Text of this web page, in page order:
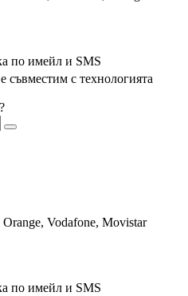
по имейл и SMS
съвместим с технологията
Orange, Vodafone, Movistar
по имейл и SMS